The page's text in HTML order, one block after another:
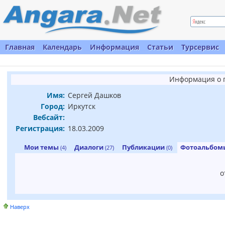
Главная Календарь Информация Статьи Турсервис
Информация о
Имя: Сергей Дашков
Город: Иркутск
Вебсайт:
Регистрация: 18.03.2009
Мои темы (4) Диалоги (27) Публикации (0)
Наверх